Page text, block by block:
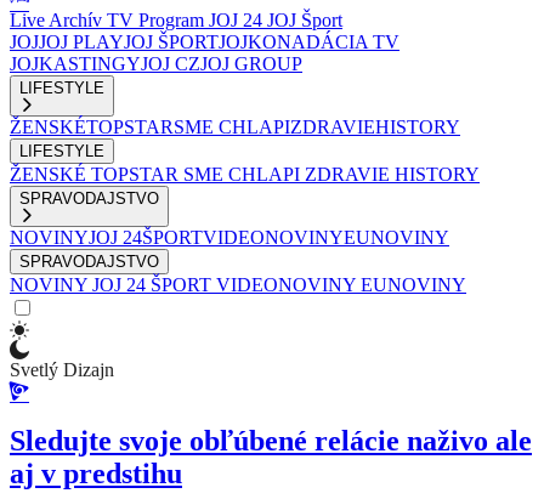
Live Archív TV Program JOJ 24 JOJ Šport
JOJJOJ PLAYJOJ ŠPORTJOJKONADÁCIA TV
JOJKASTINGYJOJ CZJOJ GROUP
LIFESTYLE
ŽENSKÉTOPSTARSME CHLAPIZDRAVIEHISTORY
LIFESTYLE
ŽENSKÉ TOPSTAR SME CHLAPI ZDRAVIE HISTORY
SPRAVODAJSTVO
NOVINYJOJ 24ŠPORTVIDEONOVINYEUNOVINY
SPRAVODAJSTVO
NOVINY JOJ 24 ŠPORT VIDEONOVINY EUNOVINY
Svetlý Dizajn
Sledujte svoje obľúbené relácie naživo ale
aj v predstihu